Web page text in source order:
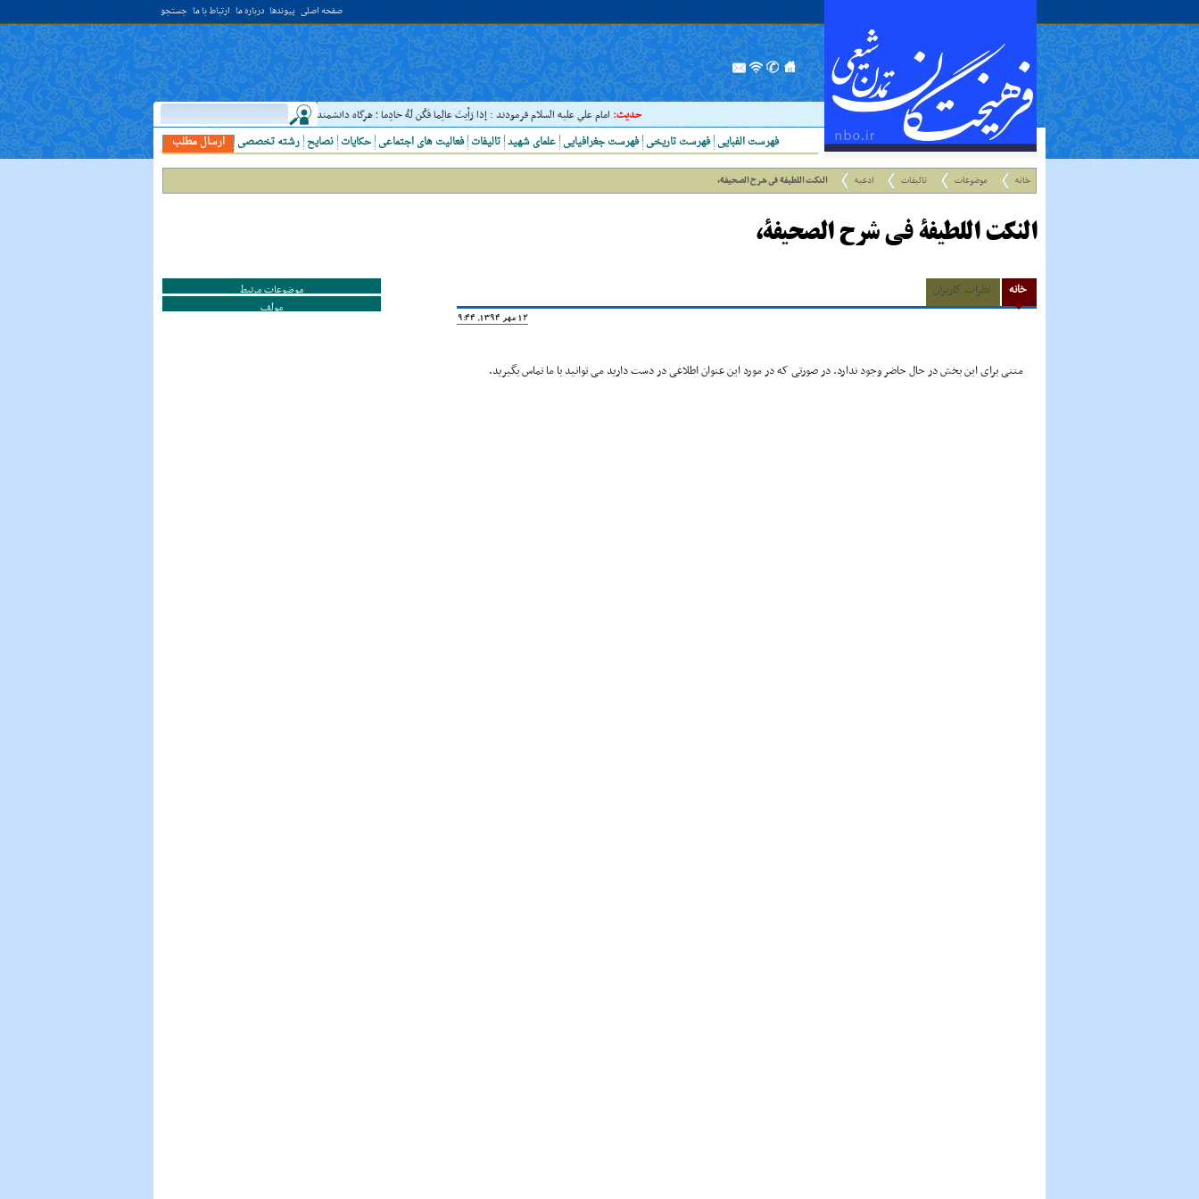
صفحه اصلی پیوندها درباره ما ارتباط با ما جستجو
حدیث:امام علي عليه السلام فرمودند : إذا رَأيتَ عالِما فَکُن لَهُ خادِما ؛ هرگاه دانشمندى ديدى، به او خدمت کن. ( غررالحکم ح ۴۰۴۴ ) حدیث:امام علي
ارسال مطلب
رشته تخصصی نصایح حکایات فعالیت های اجتماعی تالیفات علمای شهید فهرست جغرافیایی فهرست تاریخی فهرست الفبایی
خانه موضوعات تالیفات ادعیه النکت اللطیفة فى شرح الصحیفة،
النکت اللطیفة فى شرح الصحیفة،
خانه نظرات کاربران
12 مهر 1394, 19:44
متنی برای این بخش در حال حاضر وجود ندارد. در صورتی که در مورد این عنوان اطلاعی در دست دارید می توانید با ما تماس بگیرید.
موضوعات مرتبط
مولف